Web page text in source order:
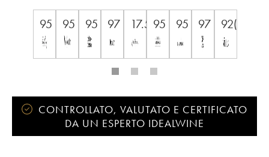
95 95 95 97 17.5 95 95 97 92(+)/
CONTROLLATO, VALUTATO E CERTIFICATO
DA UN ESPERTO IDEALWINE